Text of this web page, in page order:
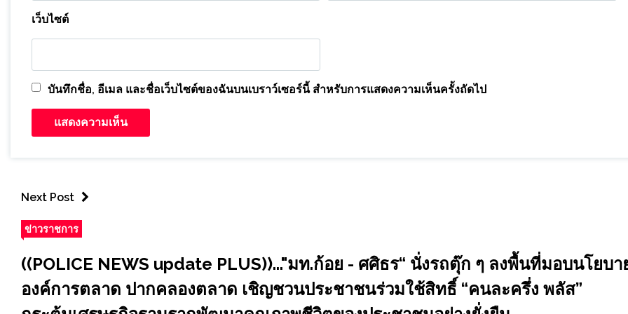
เว็บไซต์
บันทึกชื่อ, อีเมล และชื่อเว็บไซต์ของฉันบนเบราว์เซอร์นี้ สำหรับการแสดงความเห็นครั้งถัดไป
Next Post
ข่าวราชการ
((POLICE NEWS update PLUS))..."มท.ก้อย - ศศิธร“ นั่งรถตุ๊ก ๆ ลงพื้นที่มอบนโยบา
องค์การตลาด ปากคลองตลาด เชิญชวนประชาชนร่วมใช้สิทธิ์ “คนละครึ่ง พลัส”